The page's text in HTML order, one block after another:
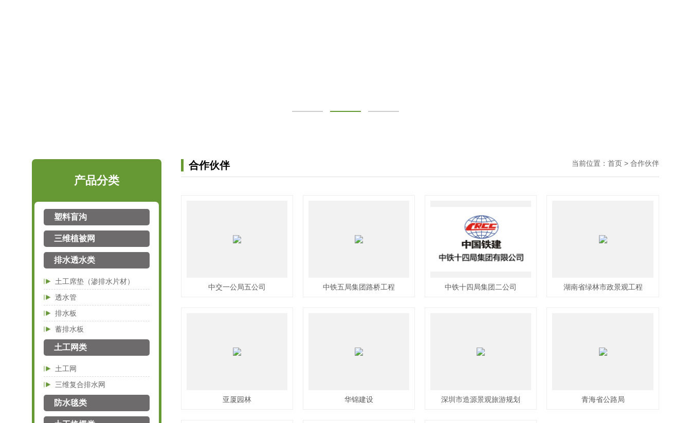
产品分类
塑料盲沟
三维植被网
排水透水类
土工席垫（渗排水片材）
透水管
排水板
蓄排水板
土工网类
土工网
三维复合排水网
防水毯类
当前位置： 首页 > 合作伙伴
合作伙伴
中交一公局五公司 中铁五局集团路桥工程 中铁十四局集团二公司 湖南省绿林市政景观工程
亚厦园林 华锦建设 深圳市造源景观旅游规划 青海省公路局